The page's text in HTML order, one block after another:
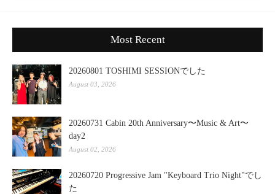
Most Recent
20260801 TOSHIMI SESSIONでした
August 03, 2026
20260731 Cabin 20th Anniversary〜Music & Art〜
day2
August 02, 2026
20260720 Progressive Jam "Keyboard Trio Night"でし
た